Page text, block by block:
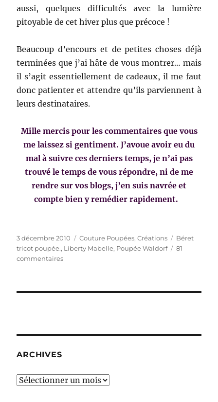
aussi, quelques difficultés avec la lumière
pitoyable de cet hiver plus que précoce !
Beaucoup d’encours et de petites choses déjà
terminées que j’ai hâte de vous montrer… mais
il s’agit essentiellement de cadeaux, il me faut
donc patienter et attendre qu’ils parviennent à
leurs destinataires.
Mille mercis pour les commentaires que vous
me laissez si gentiment. J’avoue avoir eu du
mal à suivre ces derniers temps, je n’ai pas
trouvé le temps de vous répondre, ni de me
rendre sur vos blogs, j’en suis navrée et
compte bien y remédier rapidement.
Publié
le
3 décembre 2010 Catégories
Couture Poupées,Créations Étiquettes
Béret
tricot poupée., Liberty Mabelle, Poupée Waldorf
81
commentairessur
ARCHIVES
Archives